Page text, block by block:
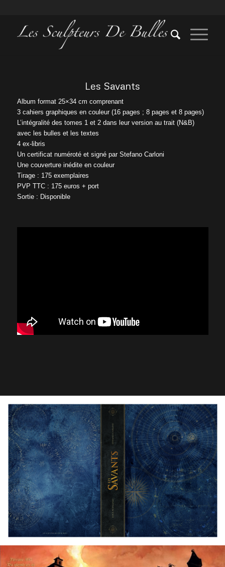
Les Savants
Album format 25×34 cm comprenant
3 cahiers graphiques en couleur (16 pages ; 8 pages et 8 pages)
L’intégralité des tomes 1 et 2 dans leur version au trait (N&B)
avec les bulles et les textes
4 ex-libris
Un certificat numéroté et signé par Stefano Carloni
Une couverture inédite en couleur
Tirage : 175 exemplaires
PVP TTC : 175 euros + port
Sortie : Disponible